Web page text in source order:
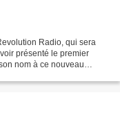
Radio, qui sera
présenté le premier
nom à ce nouveau